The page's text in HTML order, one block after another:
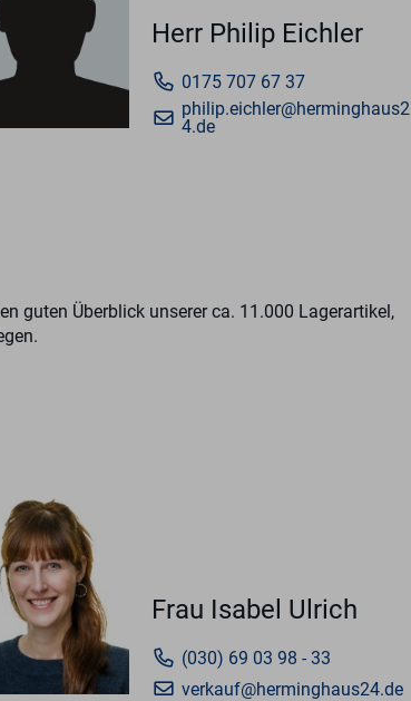
Herr Philip Eichler
0175 707 67 37
philip.eichler@herminghaus2
4.de
guten Überblick unserer ca. 11.000 Lagerartikel,
Frau Isabel Ulrich
(030) 69 03 98 - 33
verkauf@herminghaus24.de